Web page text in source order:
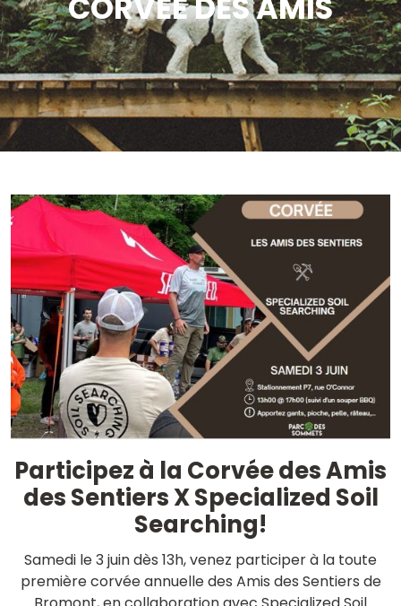
CORVÉE DES AMIS
Participez à la Corvée des Amis
des Sentiers X Specialized Soil
Searching!
Samedi le 3 juin dès 13h, venez participer à la toute
première corvée annuelle des Amis des Sentiers de